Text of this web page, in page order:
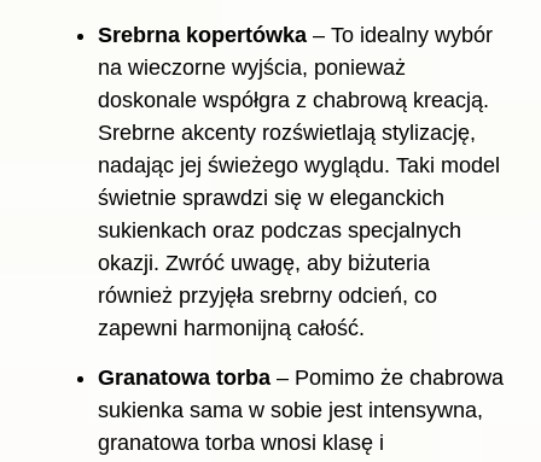
Srebrna kopertówka – To idealny wybór
na wieczorne wyjścia, ponieważ
doskonale współgra z chabrową kreacją.
Srebrne akcenty rozświetlają stylizację,
nadając jej świeżego wyglądu. Taki model
świetnie sprawdzi się w eleganckich
sukienkach oraz podczas specjalnych
okazji. Zwróć uwagę, aby biżuteria
również przyjęła srebrny odcień, co
zapewni harmonijną całość.
Granatowa torba – Pomimo że chabrowa
sukienka sama w sobie jest intensywna,
granatowa torba wnosi klasę i